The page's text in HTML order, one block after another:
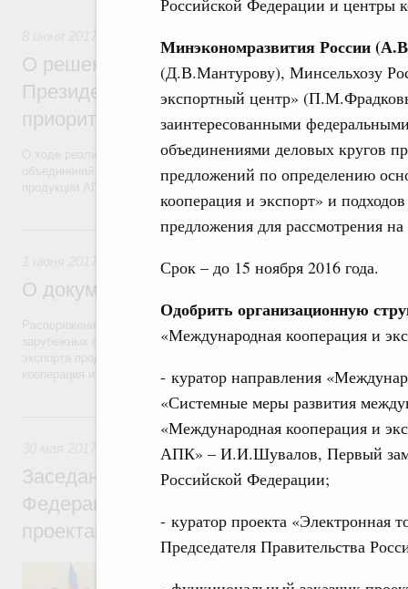
Российской Федерации и центры
Минэкономразвития России
(Д.В.Мантурову), Минсельхозу
экспортный центр»
заинтересованными
объединениями деловых кругов
предложений по определению
кооперация и экспорт» и
предложения для рассмотрения
Срок – до 15 ноября 2016 года.
Одобрить организационную
«Международная кооперация и
- куратор направления
«Системные меры развития
«Международная кооперация и
АПК» – И.И.Шувалов, Первый
Российской Федерации;
- куратор проекта «Электронная
Председателя Правительства
О решениях по итогам заседания
Президенте России по стратегическому
приоритетным проектам
О ходе реализации приоритетного проекта «Экспорт продукции
объединений сельскохозяйственных производителей и создания
1 июня 2017, четверг
Поддержка несырьевого экспорта
О документах в сфере поддержки
зарубежных стран и поддержка экспорта» признана утратившей
30 мая 2017, вторник
Высшее, послевузовское и непрерывное
Заседание президиума Совета при
Федерации по стратегическому
проектам
российской системы образования», о